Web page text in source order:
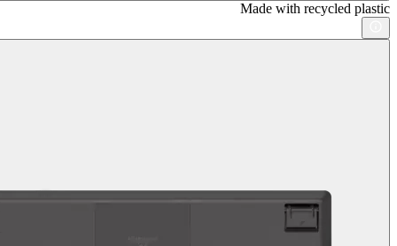
Made with recycled plastic